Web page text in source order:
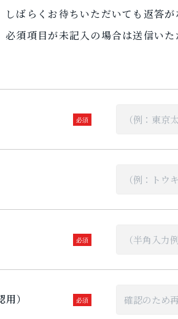
しばらくお待ちいただいても返答
必須項目が未記入の場合は送信い
）